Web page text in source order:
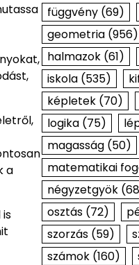
a
függvény(69)
geometria(956)
halmazok(61)
iskola(535)
képletek(70)
logika(75)
magasság(50)
matematikai
négyzetgyök
osztás(72)
szorzás(59)
számok(160)